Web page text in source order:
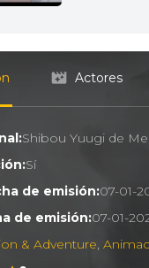
Actores
Shibou Yuugi de
Sí
de emisión:07-01-
de emisión:07-01-
& Adventure,